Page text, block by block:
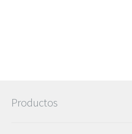
Productos